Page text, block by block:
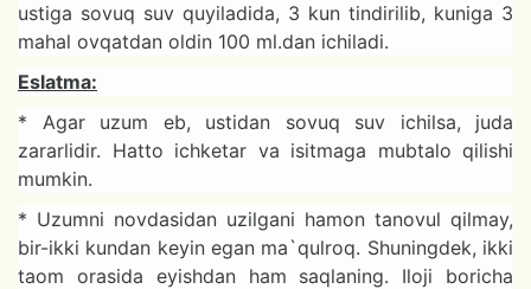
ustiga sovuq suv quyiladida, 3 kun tindirilib, kuniga 3
mahal ovqatdan oldin 100 ml.dan ichiladi.
Eslatma:
* Agar uzum eb, ustidan sovuq suv ichilsa, juda
zararlidir. Hatto ichketar va isitmaga mubtalo qilishi
mumkin.
* Uzumni novdasidan uzilgani hamon tanovul qilmay,
bir-ikki kundan keyin egan ma`qulroq. Shuningdek, ikki
taom orasida eyishdan ham saqlaning. Iloji boricha